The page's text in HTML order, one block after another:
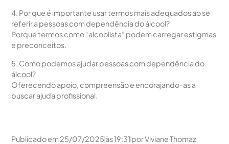
4. Por que é importante usar termos mais adequados ao se
referir a pessoas com dependência do álcool?
Porque termos como “alcoolista” podem carregar estigmas
e preconceitos.
5. Como podemos ajudar pessoas com dependência do
álcool?
Oferecendo apoio, compreensão e encorajando-as a
buscar ajuda profissional.
Publicado em 25/07/2025às19:31porViviane Thomaz